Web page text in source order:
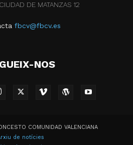
CIUDAD DE MATANZAS 12
fbcv@fbcv.es
NOS
COMUNIDAD VALENCIANA
de notícies